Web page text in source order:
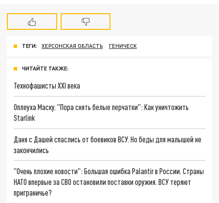
ТЕГИ: ХЕРСОНСКАЯ ОБЛАСТЬ ГЕНИЧЕСК
ЧИТАЙТЕ ТАКЖЕ:
Технофашисты XXI века
Оплеуха Маску. "Пора снять белые перчатки": Как уничтожить
Starlink
Даня с Дашей спаслись от боевиков ВСУ. Но беды для малышей не
закончились
"Очень плохие новости": Большая ошибка Palantir в России. Страны
НАТО впервые за СВО остановили поставки оружия. ВСУ теряют
приграничье?